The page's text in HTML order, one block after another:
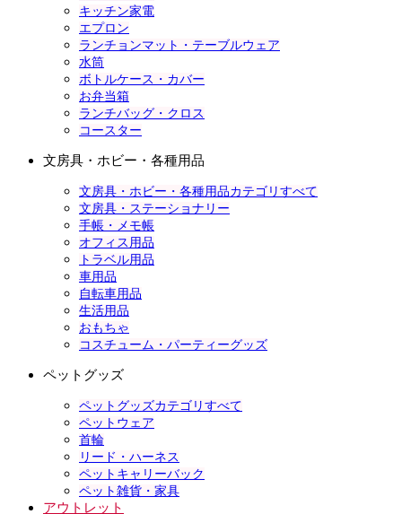
キッチン家電
エプロン
ランチョンマット・テーブルウェア
水筒
ボトルケース・カバー
お弁当箱
ランチバッグ・クロス
コースター
文房具・ホビー・各種用品
文房具・ホビー・各種用品カテゴリすべて
文房具・ステーショナリー
手帳・メモ帳
オフィス用品
トラベル用品
車用品
自転車用品
生活用品
おもちゃ
コスチューム・パーティーグッズ
ペットグッズ
ペットグッズカテゴリすべて
ペットウェア
首輪
リード・ハーネス
ペットキャリーバック
ペット雑貨・家具
アウトレット